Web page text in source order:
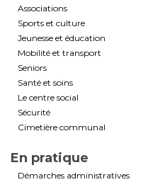
Associations
Sports et culture
Jeunesse et éducation
Mobilité et transport
Seniors
Santé et soins
Le centre social
Sécurité
Cimetière communal
En pratique
Démarches administratives